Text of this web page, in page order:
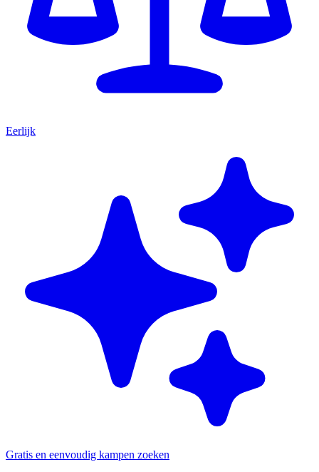
Eerlijk
Gratis en eenvoudig kampen zoeken